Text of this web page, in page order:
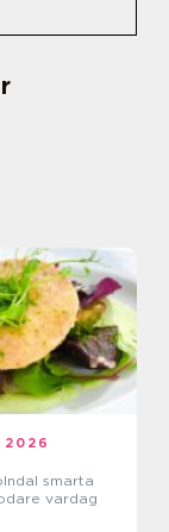
smarta
vardag